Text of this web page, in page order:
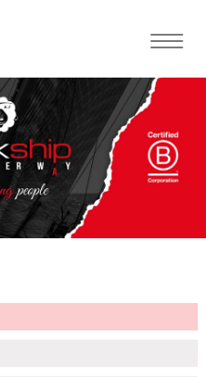
Toggle